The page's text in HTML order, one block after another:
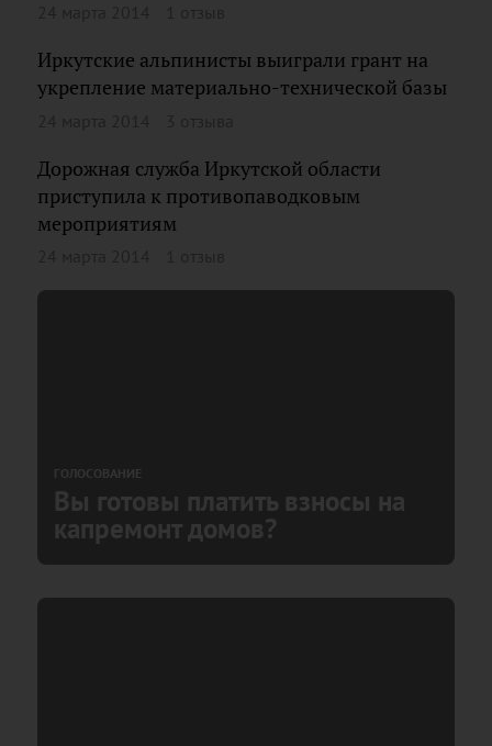
Иркутские альпинисты выиграли грант на
укрепление материально-технической базы
Дорожная служба Иркутской области
приступила к противопаводковым
мероприятиям
ГОЛОСОВАНИЕ
Вы готовы платить взносы на
капремонт домов?